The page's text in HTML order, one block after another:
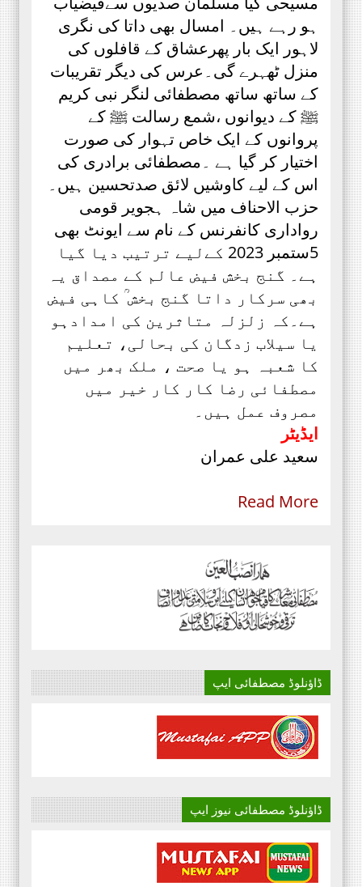
ہو رہے ہیں۔ امسال بھی داتا کی نگری
لاہور ایک بار پھرعشاق کے قافلوں کی
منزل ٹھہرے گی۔عرس کی دیگر تقریبات
کے ساتھ ساتھ مصطفائی لنگر نبی کریم
ﷺ کے دیوانوں ،شمع رسالت ﷺ کے
پروانوں کے ایک خاص تہوار کی صورت
اختیار کر گیا ہے ۔مصطفائی برادری کی
اس کے لیے کاوشیں لائق صدتحسین ہیں۔
حزب الاحناف میں شاہ ہجویر قومی
رواداری کانفرنس کے نام سے ایونٹ بھی
5ستمبر 2023 کےلیے ترتیب دیا گیا
ہے۔ گنج بخش فیض عالم کے مصداق یہ
بھی سرکار داتا گنج بخش ؒ کاہی فیض
ہے۔کہ زلزلہ متاثرین کی امدادہو
یا سیلاب زدگان کی بحالی، تعلیم
کا شعبہ ہو یا صحت ، ملک بھر میں
مصطفائی رضا کار کار خیر میں
مصروف عمل ہیں۔
ایڈیٹر
سعید علی عمران
Read More
ڈاؤنلوڈ مصطفائی ایپ
ڈاؤنلوڈ مصطفائی نیوز ایپ